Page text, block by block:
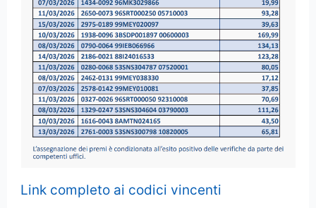
Link completo ai codici vincenti